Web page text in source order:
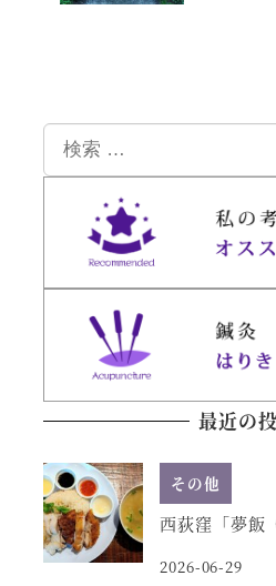
索
最近の
その他
西荻窪「夢飯
2026-06-29